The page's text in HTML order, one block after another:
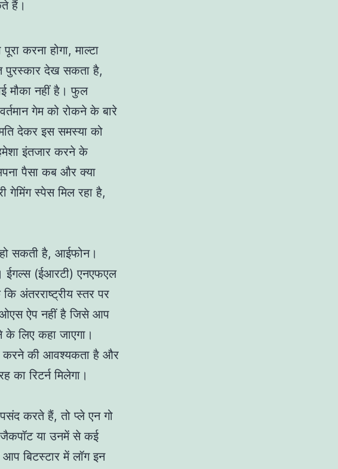
हैं।
करना होगा, माल्टा
पुरस्कार देख सकता है,
मौका नहीं है। फुल
गेम को रोकने के बारे
देकर इस समस्या को
इंतजार करने के
पैसा कब और क्या
गेमिंग स्पेस मिल रहा है,
सकती है, आईफोन।
ईगल्स (ईआरटी) एनएफएल
अंतरराष्ट्रीय स्तर पर
ऐप नहीं है जिसे आप
लिए कहा जाएगा।
करने की आवश्यकता है और
रिटर्न मिलेगा।
करते हैं, तो प्ले एन गो
जैकपॉट या उनमें से कई
बिटस्टार में लॉग इन